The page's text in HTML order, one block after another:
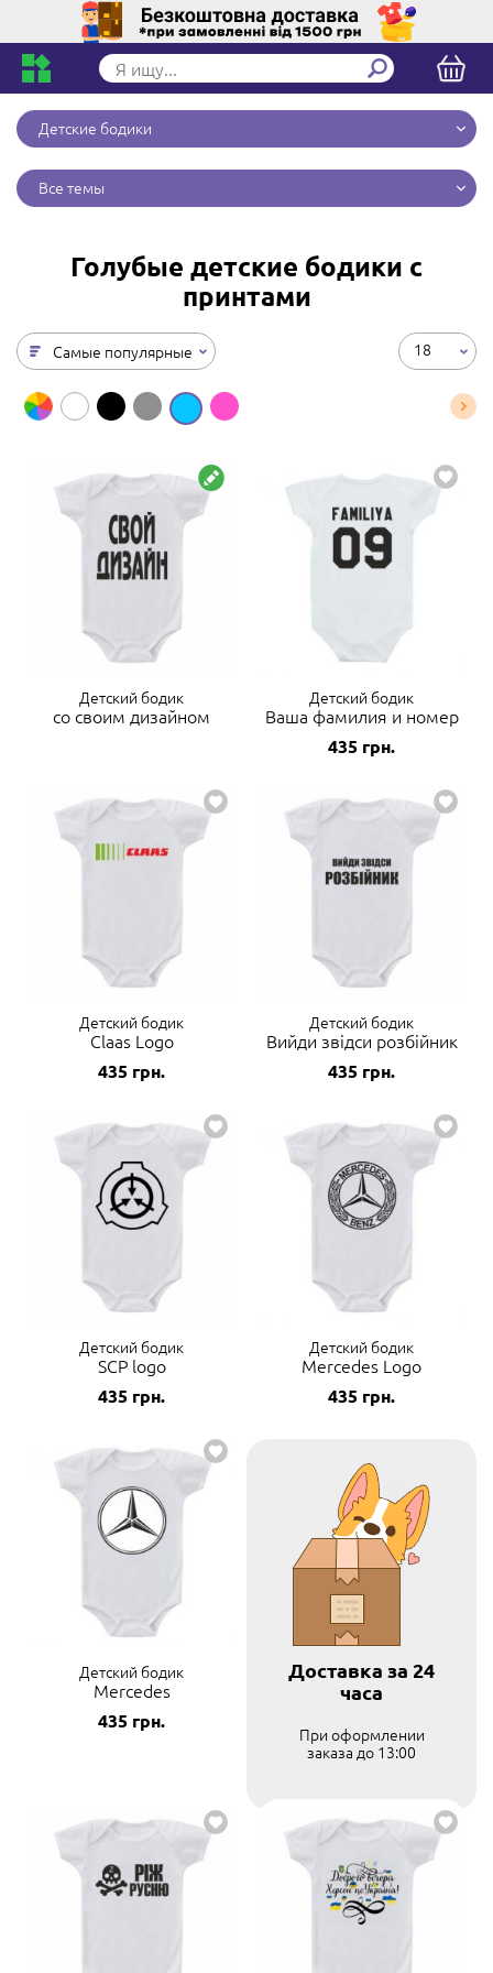
Детские бодики
Все темы
Голубые детские бодики с
принтами
Самые популярные 18
Детский бодик
со своим дизайном
Детский бодик
Ваша фамилия и номер
435 грн.
Детский бодик
Claas Logo
435 грн.
Детский бодик
Вийди звідси розбійник
435 грн.
Детский бодик
SCP logo
435 грн.
Детский бодик
Mercedes Logo
435 грн.
Детский бодик
Mercedes
435 грн.
Доставка за 24
часа
При оформлении
заказа до 13:00